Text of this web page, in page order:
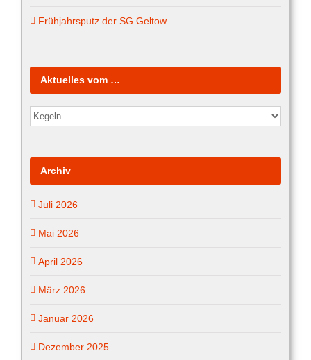
Frühjahrsputz der SG Geltow
Aktuelles vom …
Aktuelles
vom
Archiv
Juli 2026
Mai 2026
April 2026
März 2026
Januar 2026
Dezember 2025